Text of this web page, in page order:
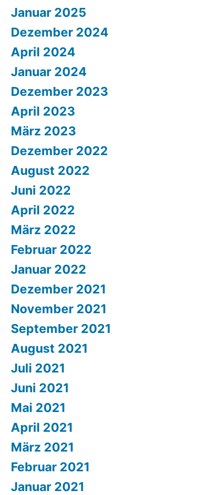
Januar 2025
Dezember 2024
April 2024
Januar 2024
Dezember 2023
April 2023
März 2023
Dezember 2022
August 2022
Juni 2022
April 2022
März 2022
Februar 2022
Januar 2022
Dezember 2021
November 2021
September 2021
August 2021
Juli 2021
Juni 2021
Mai 2021
April 2021
März 2021
Februar 2021
Januar 2021